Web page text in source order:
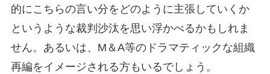
的にこちらの言い分をどのように主張していくか
というような裁判沙汰を思い浮かべるかもしれま
せん。あるいは、M＆A等のドラマティックな組織
再編をイメージされる方もいるでしょう。